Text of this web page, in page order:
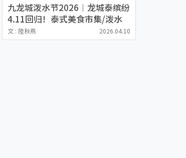
九龙城泼水节2026︱龙城泰缤纷
4.11回归！泰式美食市集/泼水
体验/泰拳表演/送《九龙城寨》
纪念品
文 : 陸秋燕 2026.04.10